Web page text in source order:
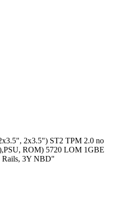
2x3.5") ST2 TPM 2.0 no
ROM) 5720 LOM 1GBE
Rails, 3Y NBD"